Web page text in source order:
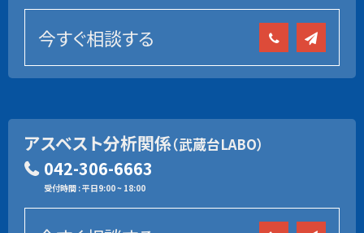
今すぐ相談する
アスベスト分析関係（武蔵台LABO）
042-306-6663
受付時間 : 平日9:00 ~ 18:00